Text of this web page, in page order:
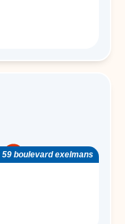
59 boulevard exelmans